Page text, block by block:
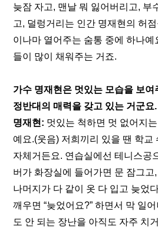
늦잠 자고, 맨날 뭐 잃어버리고, 부
고, 덜렁거리는 인간 명재현의 허
이나마 열어주는 숨통 중에 하나예
들이 많이 채워주는 거죠.
가수 명재현은 멋있는 모습을 보
정반대의 매력을 갖고 있는 거군요.
명재현: 멋있는 척하면 멋 없어지
예요.(웃음) 저희끼리 있을 땐 학교
자체거든요. 연습실에선 테니스공
버가 화장실에 들어가면 문 잠그고
나머지가 다 같이 옷 다 입고 늦었
깨우면 “늦었어요?” 하면서 막 일
도 안 되는 장난을 아직도 자주 치